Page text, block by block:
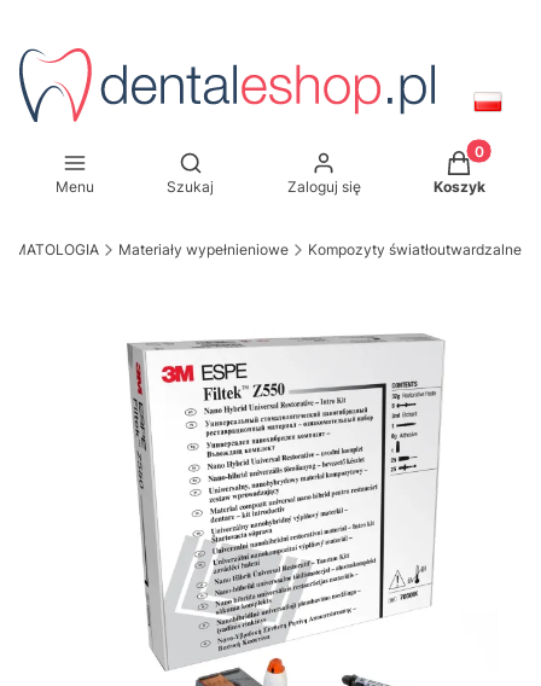
Menu
Otwórz wyszukiwarkę
Szukaj Zaloguj się
Produkty
Koszyk
Materiały wypełnieniowe Kompozyty światłoutwardzalne